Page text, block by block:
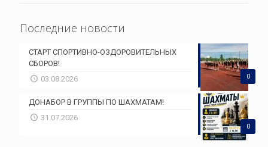
Последние новости
0
СТАРТ СПОРТИВНО-ОЗДОРОВИТЕЛЬНЫХ
СБОРОВ!
03.08.2026
0
ДОНАБОР В ГРУППЫ ПО ШАХМАТАМ!
31.07.2026